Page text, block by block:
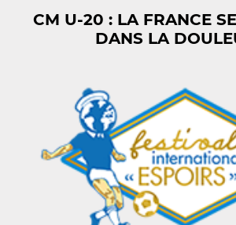
CM U-20 : LA FRANCE
DANS LA